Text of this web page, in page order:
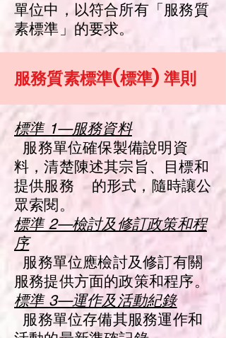
單位中，以符合所有「服務質
素標準」的要求。
服務質素標準(標準) 準則
標準 1—服務資料
服務單位確保製備說明資
料，清楚陳述其宗旨、目標和
提供服務 的形式，隨時讓公
眾索閱。
標準 2—檢討及修訂政策和程
序
服務單位應檢討及修訂有關
服務提供方面的政策和程序。
標準 3—運作及活動紀錄
服務單位存備其服務運作和